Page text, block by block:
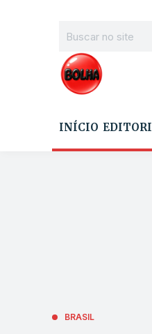
INÍCIO
BRASIL